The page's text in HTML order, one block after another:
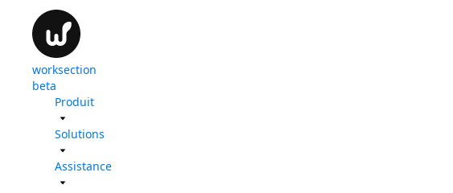
worksection
beta
Produit
Solutions
Assistance